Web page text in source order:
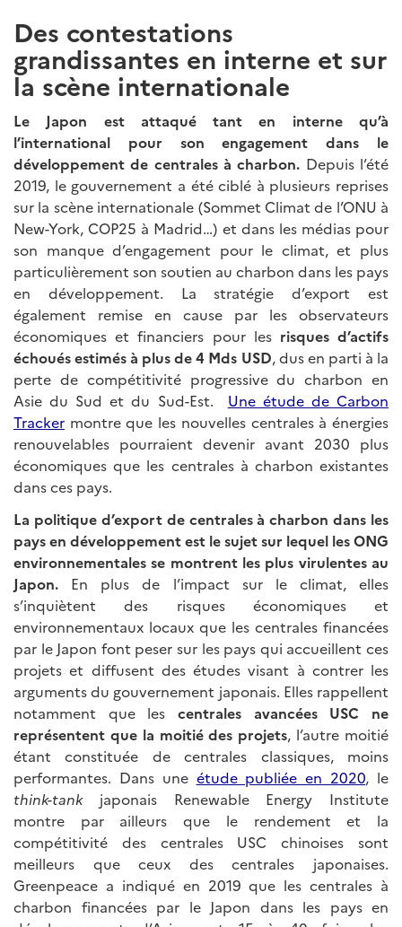
Des contestations
grandissantes en interne et sur
la scène internationale
Le Japon est attaqué tant en interne qu’à
l’international pour son engagement dans le
développement de centrales à charbon. Depuis l’été
2019, le gouvernement a été ciblé à plusieurs reprises
sur la scène internationale (Sommet Climat de l’ONU à
New-York, COP25 à Madrid…) et dans les médias pour
son manque d’engagement pour le climat, et plus
particulièrement son soutien au charbon dans les pays
en développement. La stratégie d’export est
également remise en cause par les observateurs
économiques et financiers pour les risques d’actifs
échoués estimés à plus de 4 Mds USD, dus en parti à la
perte de compétitivité progressive du charbon en
Asie du Sud et du Sud-Est. Une étude de Carbon
Tracker montre que les nouvelles centrales à énergies
renouvelables pourraient devenir avant 2030 plus
économiques que les centrales à charbon existantes
dans ces pays.
La politique d’export de centrales à charbon dans les
pays en développement est le sujet sur lequel les ONG
environnementales se montrent les plus virulentes au
Japon. En plus de l’impact sur le climat, elles
s’inquiètent des risques économiques et
environnementaux locaux que les centrales financées
par le Japon font peser sur les pays qui accueillent ces
projets et diffusent des études visant à contrer les
arguments du gouvernement japonais. Elles rappellent
notamment que les centrales avancées USC ne
représentent que la moitié des projets, l’autre moitié
étant constituée de centrales classiques, moins
performantes. Dans une étude publiée en 2020, le
think-tankjaponais Renewable Energy Institute
montre par ailleurs que le rendement et la
compétitivité des centrales USC chinoises sont
meilleurs que ceux des centrales japonaises.
Greenpeace a indiqué en 2019 que les centrales à
charbon financées par le Japon dans les pays en